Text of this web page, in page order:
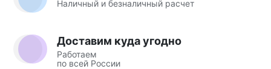
Наличный и безналичный расчет
Доставим куда угодно
Работаем
по всей России